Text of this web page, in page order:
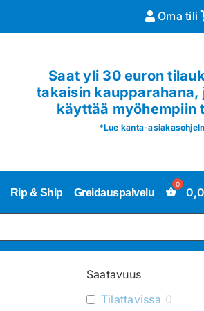
Oma tili
Saat yli 30 euron
takaisin kaupparahana,
käyttää myöhempiin
*Lue kanta-
Rip & Ship Greidauspalvelu
Saatavuus
Tilattavissa 0